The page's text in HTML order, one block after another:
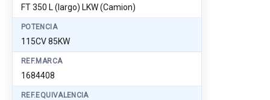
FT 350 L (largo) LKW (Camion)
POTENCIA
115CV 85KW
REF.MARCA
1684408
REF.EQUIVALENCIA